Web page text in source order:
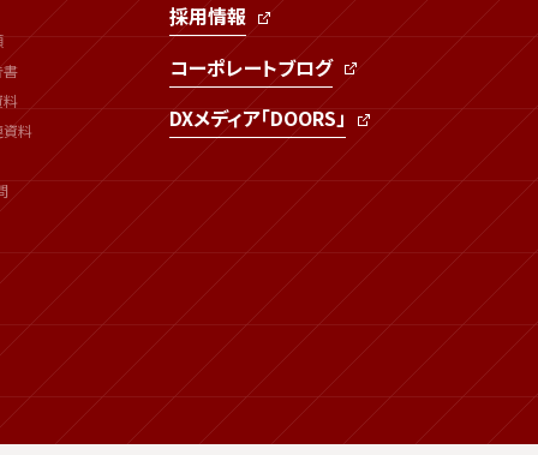
料
採用情報
コーポレートブログ
DXメディア「DOORS」